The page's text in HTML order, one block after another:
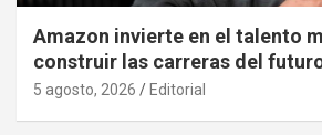
Amazon invierte en el talento
construir las carreras del
5 agosto, 2026 Editorial